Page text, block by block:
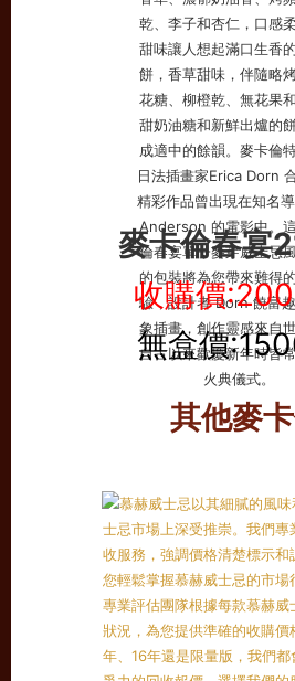
麥卡倫春宴
收購價
無盒價
其他麥